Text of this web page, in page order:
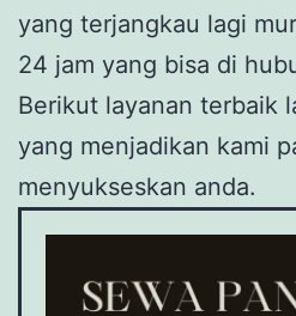
yang terjangkau lagi
24 jam yang bisa di
Berikut layanan terbaik
yang menjadikan kami
menyukseskan anda.